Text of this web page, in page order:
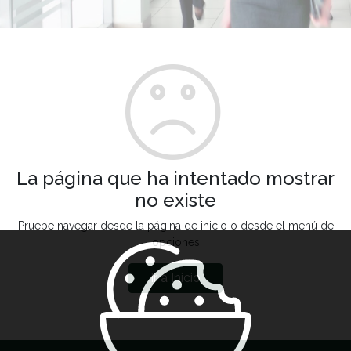
La página que ha intentado mostrar
no existe
Pruebe navegar desde la página de inicio o desde el menú de
opciones
Ir a Inicio